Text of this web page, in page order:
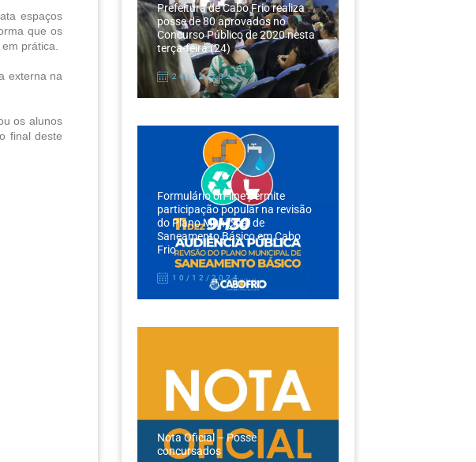
espaços
que os
prática.
externa na
os alunos
final deste
Prefeitura de Cabo Frio realiza
posse de 80 aprovados no
Concurso Público de 2020 nesta
terça-feira (24)
24/12/2024
Formulário on-line permite
participação popular na revisão
do Plano Municipal de
Saneamento Básico em Cabo
Frio
10/12/2024
Nota Oficial – Posse
concursados